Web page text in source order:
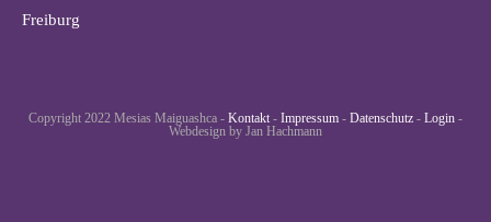
Freiburg
Copyright 2022 Mesias Maiguashca - Kontakt - Impressum - Datenschutz - Login -
Webdesign by Jan Hachmann